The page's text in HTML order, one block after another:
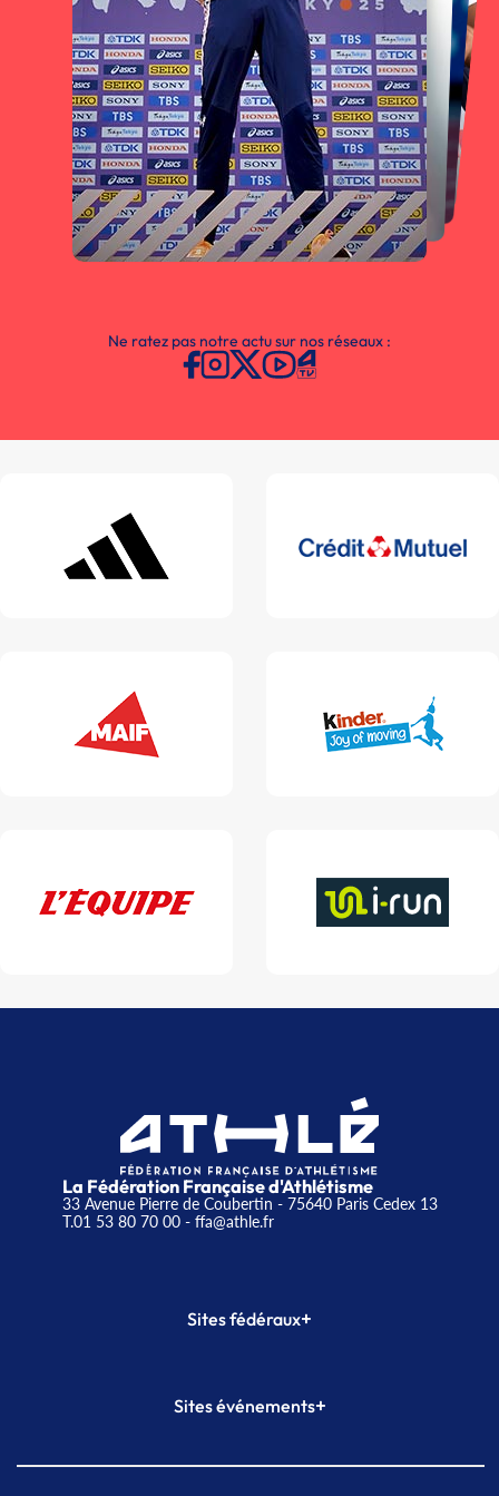
Ne ratez pas notre actu sur nos réseaux :
La Fédération Française d'Athlétisme
33 Avenue Pierre de Coubertin - 75640 Paris Cedex 13
T.01 53 80 70 00- ffa@athle.fr
Sites fédéraux+
Plateforme Formation
Sites événements+
Meeting de Paris indoor